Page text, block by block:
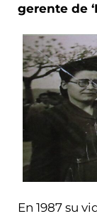
gerente de
En 1987 su